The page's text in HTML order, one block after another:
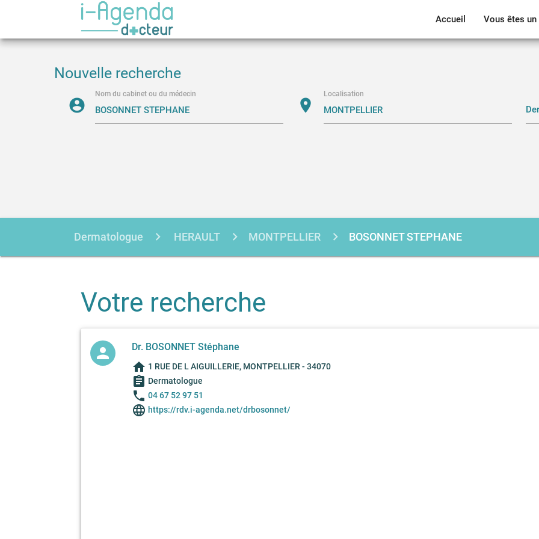
Accueil Vous êtes
Nouvelle recherche
account_circle
Nom du cabinet ou du médecin
location_on
Localisation
Dermatologue HERAULT MONTPELLIER BOSONNET STEPHANE
Votre recherche
person Dr. BOSONNET Stéphane
home 1 RUE DE L AIGUILLERIE, MONTPELLIER - 34070
assignment Dermatologue
phone 04 67 52 97 51
language https://rdv.i-agenda.net/drbosonnet/